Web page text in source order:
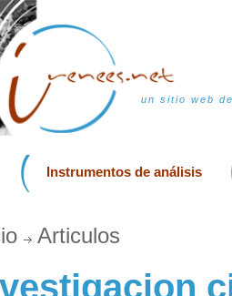
un sitio web
Instrumentos de análisis
Articulos